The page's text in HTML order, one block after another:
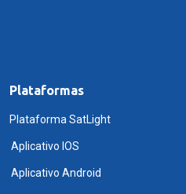
Plataformas
Plataforma SatLight
Aplicativo IOS
Aplicativo Android